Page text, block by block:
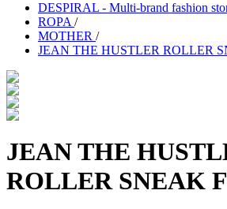
DESPIRAL - Multi-brand fashion
ROPA /
MOTHER /
JEAN THE HUSTLER ROLLER
JEAN THE
ROLLER SNEAK